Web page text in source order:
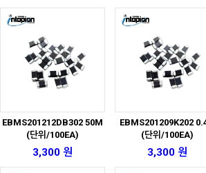
EBMS201212DB302 50M
(단위/100EA)
3,300 원
EBMS201209K202
(단위/100EA)
3,300 원